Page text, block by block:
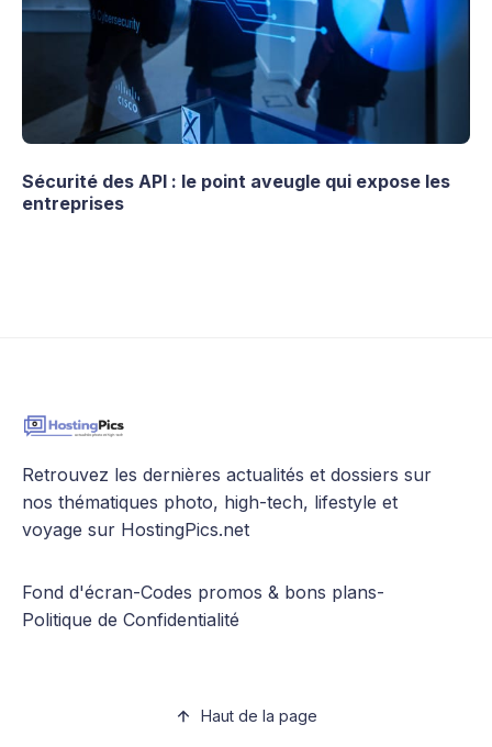
Sécurité des API : le point aveugle qui expose les
entreprises
Retrouvez les dernières actualités et dossiers sur
nos thématiques photo, high-tech, lifestyle et
voyage sur HostingPics.net
Fond d'écran-Codes promos & bons plans-
Politique de Confidentialité
Haut de la page